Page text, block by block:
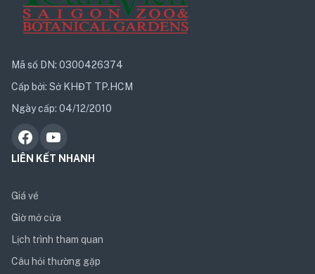
Mã số DN: 0300426374
Cấp bởi: Sở KHĐT TP.HCM
Ngày cấp: 04/12/2010
LIÊN KẾT NHANH
Giá vé
Giờ mở cửa
Lịch trình tham quan
Câu hỏi thường gặp